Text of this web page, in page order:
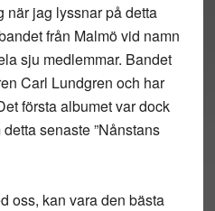
när jag lyssnar på detta
från Malmö vid namn
sju medlemmar. Bandet
Carl Lundgren och har
första albumet var dock
senaste ”Nånstans
oss, kan vara den bästa